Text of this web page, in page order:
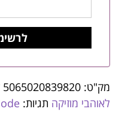
מק"ט: 5065020839820
לאוהבי מוזיקה תגיות: